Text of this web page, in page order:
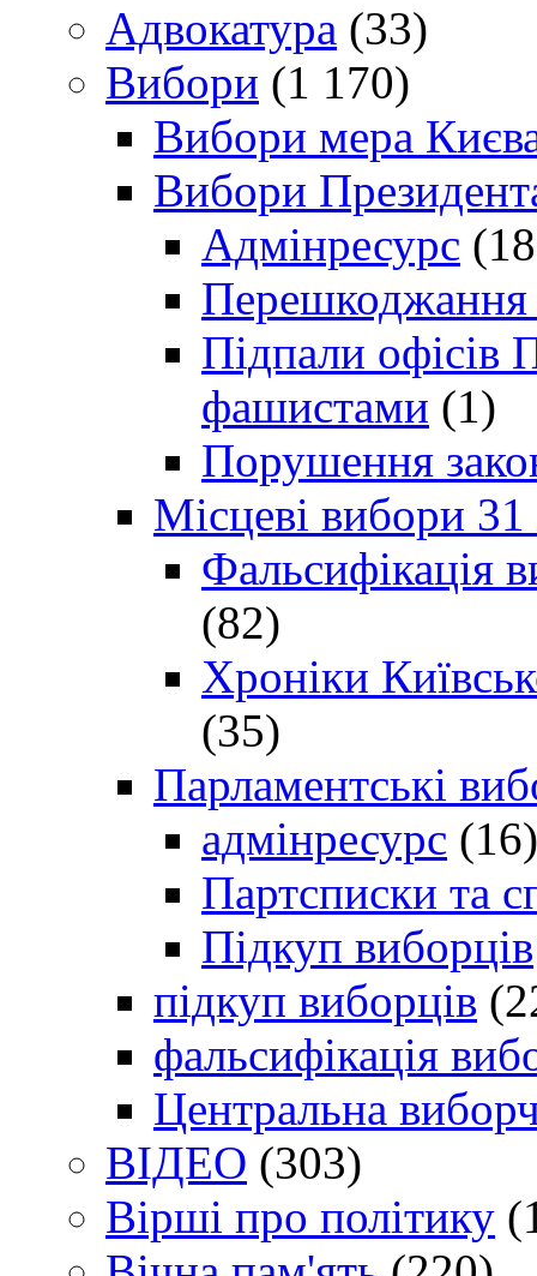
Адвокатура (33)
Вибори (1 170)
Вибори мера
Вибори
Адмінресурс
Перешкоджання
Підпали офісів
фашистами (1)
Порушення
Місцеві вибори
Фальсифікація
(82)
Хроніки
(35)
Парламентські
адмінресурс (16)
Партсписки та
Підкуп виборців
підкуп виборців
фальсифікація
Центральна
ВІДЕО (303)
Вірші про політику